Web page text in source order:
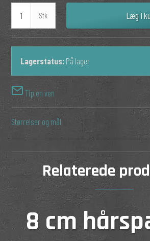
Stk Læg i
Lagerstatus: På lager
Tip en ven
Størrelser og mål
Relaterede
8 cm